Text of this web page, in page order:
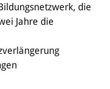
die
Jahre die